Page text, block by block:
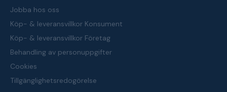
Jobba hos oss
Köp- & leveransvillkor Konsument
Köp- & leveransvillkor Företag
Behandling av personuppgifter
Cookies
Tillgänglighetsredogörelse